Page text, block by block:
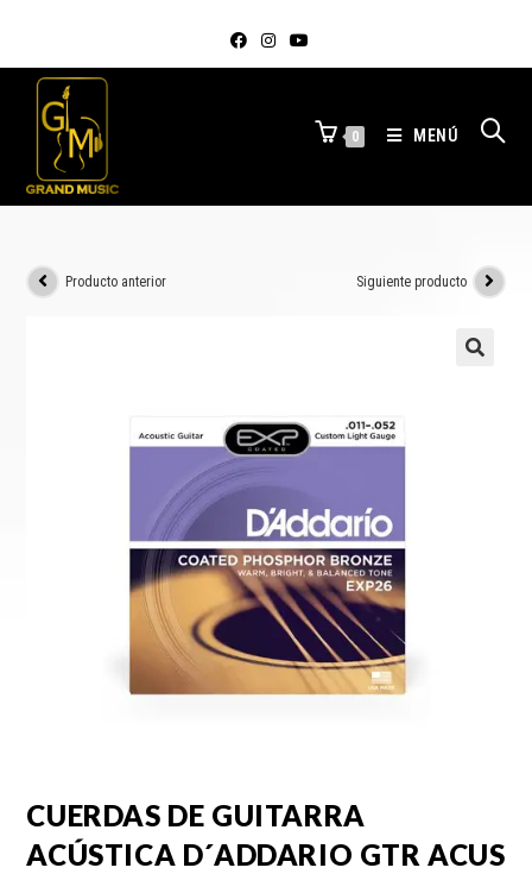
0 MENÚ
Producto anterior Siguiente producto
CUERDAS DE GUITARRA
ACÚSTICA D´ADDARIO GTR ACUS